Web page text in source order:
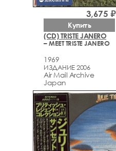
(CD) TRISTE JANERO
– MEET TRISTE JANERO
1969
ИЗДАНИЕ 2006
Air Mail Archive
Japan
3,675 ₽
Купить